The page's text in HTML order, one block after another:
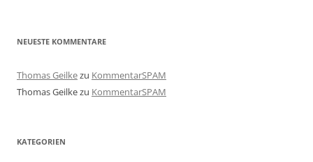
NEUESTE KOMMENTARE
Thomas Geilkezu KommentarSPAM
Thomas Geilkezu KommentarSPAM
KATEGORIEN